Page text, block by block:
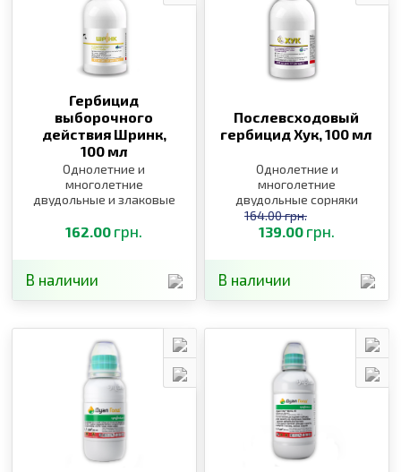
Гербицид
выборочного
действия Шринк,
100 мл
Однолетние и
многолетние
двудольные и злаковые
162.00 грн.
В наличии
Послевсходовый
гербицид Хук,100 мл
Однолетние и
многолетние
двудольные сорняки
139.00 грн.
164.00 грн.
В наличии